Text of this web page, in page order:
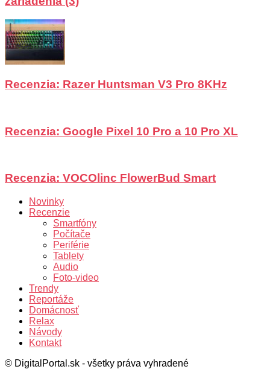
Recenzia: Razer Huntsman V3 Pro 8KHz
Recenzia: Google Pixel 10 Pro a 10 Pro XL
Recenzia: VOCOlinc FlowerBud Smart
Novinky
Recenzie
Smartfóny
Počítače
Periférie
Tablety
Audio
Foto-video
Trendy
Reportáže
Domácnosť
Relax
Návody
Kontakt
© DigitalPortal.sk - všetky práva vyhradené